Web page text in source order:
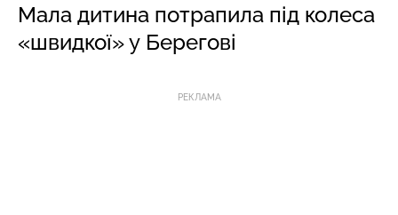
Мала дитина потрапила під колеса
«швидкої» у Берегові
РЕКЛАМА